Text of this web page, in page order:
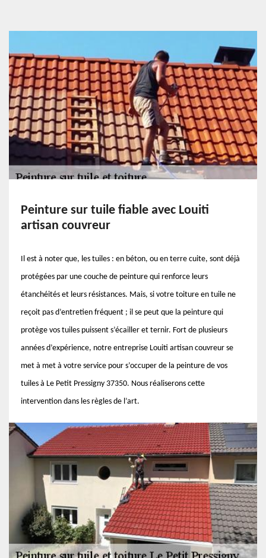
Peinture sur tuile fiable avec Louiti
artisan couvreur
Il est à noter que, les tuiles : en béton, ou en terre cuite, sont déjà
protégées par une couche de peinture qui renforce leurs
étanchéités et leurs résistances. Mais, si votre toiture en tuile ne
reçoit pas d’entretien fréquent ; il se peut que la peinture qui
protège vos tuiles puissent s’écailler et ternir. Fort de plusieurs
années d’expérience, notre entreprise Louiti artisan couvreur se
met à met à votre service pour s’occuper de la peinture de vos
tuiles à Le Petit Pressigny 37350. Nous réaliserons cette
intervention dans les règles de l’art.